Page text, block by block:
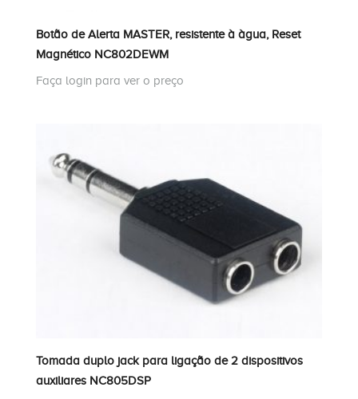
Botão de Alerta MASTER, resistente à àgua, Reset
Magnético NC802DEWM
Faça login para ver o preço
Tomada duplo jack para ligação de 2 dispositivos
auxiliares NC805DSP